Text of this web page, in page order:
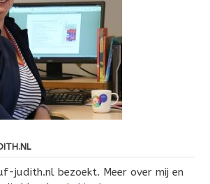
judith.nl bezoekt. Meer over mij en